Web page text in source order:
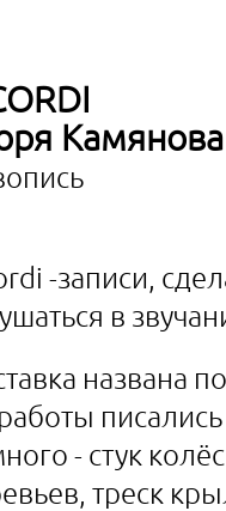
-записи,
в
названа
- стук
треск